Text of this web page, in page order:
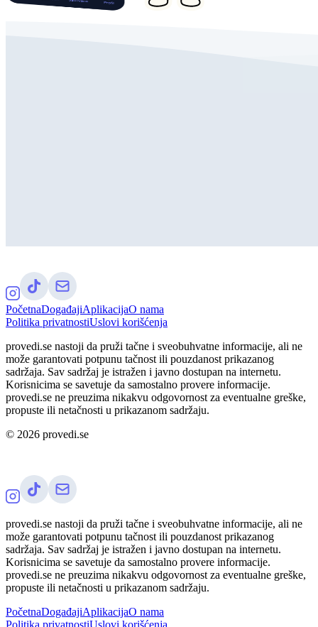
PočetnaDogađajiAplikacijaO nama
Politika privatnostiUslovi korišćenja
provedi.se nastoji da pruži tačne i sveobuhvatne informacije, ali ne
može garantovati potpunu tačnost ili pouzdanost prikazanog
sadržaja. Sav sadržaj je istražen i javno dostupan na internetu.
Korisnicima se savetuje da samostalno provere informacije.
provedi.se ne preuzima nikakvu odgovornost za eventualne greške,
propuste ili netačnosti u prikazanom sadržaju.
© 2026 provedi.se
provedi.se nastoji da pruži tačne i sveobuhvatne informacije, ali ne
može garantovati potpunu tačnost ili pouzdanost prikazanog
sadržaja. Sav sadržaj je istražen i javno dostupan na internetu.
Korisnicima se savetuje da samostalno provere informacije.
provedi.se ne preuzima nikakvu odgovornost za eventualne greške,
propuste ili netačnosti u prikazanom sadržaju.
PočetnaDogađajiAplikacijaO nama
Politika privatnostiUslovi korišćenja